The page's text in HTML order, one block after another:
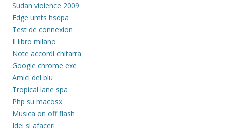
Sudan violence 2009
Edge umts hsdpa
Test de connexion
Il libro milano
Note accordi chitarra
Google chrome exe
Amici del blu
Tropical lane spa
Php su macosx
Musica on off flash
Idei si afaceri